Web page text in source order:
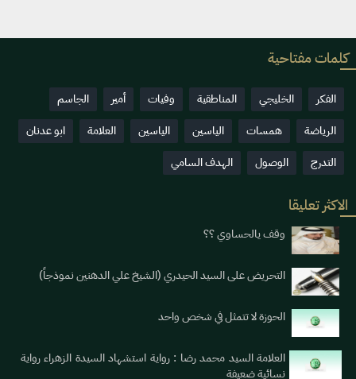
كلمات مفتاحية
الفكر الخليجي المناطقية وفيات أمير
الجاسم
الرياضة
همسات الياسين الياسين العلامة
ابو عدنان
التدرج
الوصول الهدف السامي
الاكثر تعليقا
وقف يالحساوي ؟؟
التحريض على السيد الحيدري (الشيخ علي الدهنين نموذجاً)
الحوزة لا تتمثل في شخص واحد
العلامة السيد محمد رضا : رواية استشهاد السيدة الزهراء رواية
نسائية ضعيفة